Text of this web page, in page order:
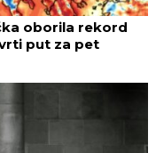
oborila rekord
put za pet